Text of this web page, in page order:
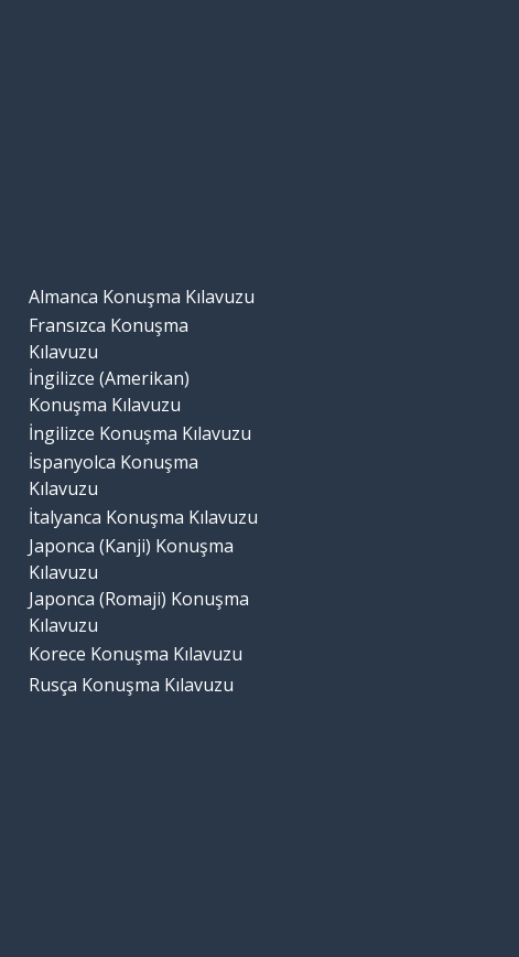
Almanca Konuşma Kılavuzu
Fransızca Konuşma
Kılavuzu
İngilizce (Amerikan)
Konuşma Kılavuzu
İngilizce Konuşma Kılavuzu
İspanyolca Konuşma
Kılavuzu
İtalyanca Konuşma Kılavuzu
Japonca (Kanji) Konuşma
Kılavuzu
Japonca (Romaji) Konuşma
Kılavuzu
Korece Konuşma Kılavuzu
Rusça Konuşma Kılavuzu